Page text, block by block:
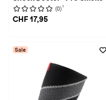
(0) 1
CHF 17,95
Sale